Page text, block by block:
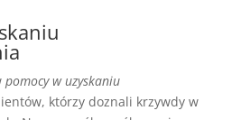
pomocy w uzyskaniu
którzy doznali krzywdy w